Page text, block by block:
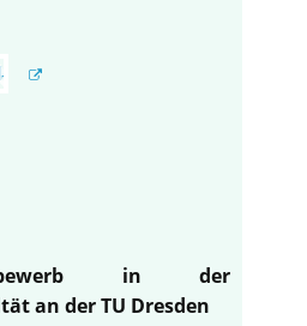
in der
an der TU Dresden